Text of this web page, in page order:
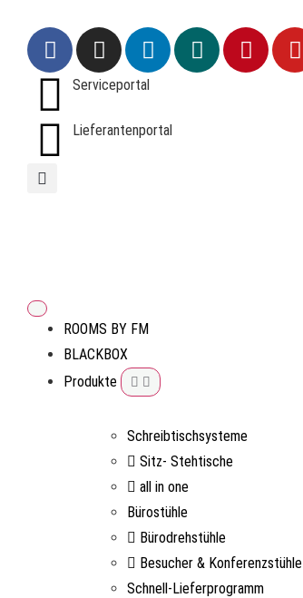
Serviceportal
Lieferantenportal
ROOMS BY FM
BLACKBOX
Produkte
Schreibtischsysteme
Sitz- Stehtische
all in one
Bürostühle
Bürodrehstühle
Besucher & Konferenzstühle
Schnell-Lieferprogramm